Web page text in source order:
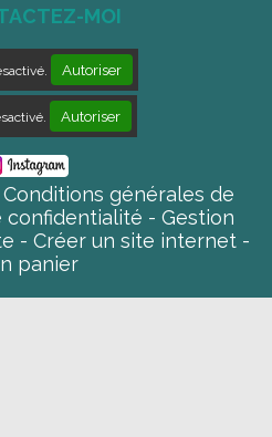
MOI
Autoriser
Autoriser
Conditions générales de
confidentialité
Gestion
Créer un site internet
panier